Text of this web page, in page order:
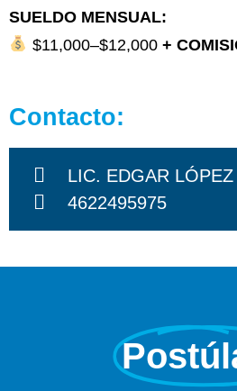
SUELDO MENSUAL:
$11,000–$12,000 +
Contacto:
LIC. EDGAR LÓPEZ
4622495975